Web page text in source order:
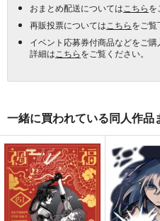
おまとめ配送については こちらを
再販投票については こちらをご覧
イベント応募券付商品などをご購
詳細は こちらをご覧ください。
一緒に買われている同人作品